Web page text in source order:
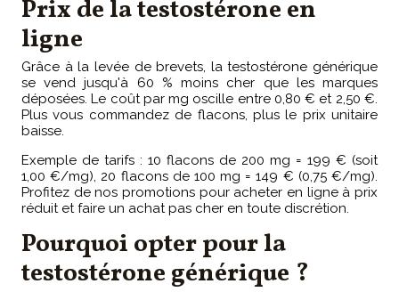
Prix de la testostérone en
ligne
Grâce à la levée de brevets, la testostérone générique
se vend jusqu'à 60 % moins cher que les marques
déposées. Le coût par mg oscille entre 0,80 € et 2,50 €.
Plus vous commandez de flacons, plus le prix unitaire
baisse.
Exemple de tarifs : 10 flacons de 200 mg = 199 € (soit
1,00 €/mg), 20 flacons de 100 mg = 149 € (0,75 €/mg).
Profitez de nos promotions pour acheter en ligne à prix
réduit et faire un achat pas cher en toute discrétion.
Pourquoi opter pour la
testostérone générique ?